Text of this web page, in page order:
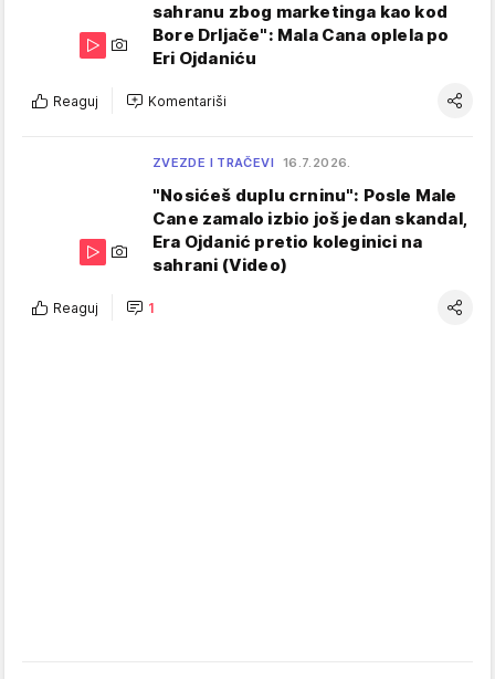
sahranu zbog marketinga kao kod
Bore Drljače": Mala Cana oplela po
Eri Ojdaniću
Reaguj Komentariši
ZVEZDE I TRAČEVI 16.7.2026.
"Nosićeš duplu crninu": Posle Male
Cane zamalo izbio još jedan skandal,
Era Ojdanić pretio koleginici na
sahrani (Video)
Reaguj 1